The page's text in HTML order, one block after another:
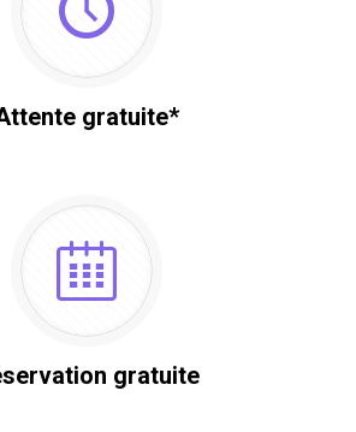
gratuite*
gratuite